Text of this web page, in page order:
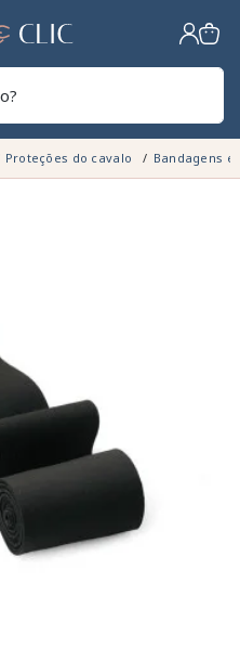
Proteções do cavalo Bandagens